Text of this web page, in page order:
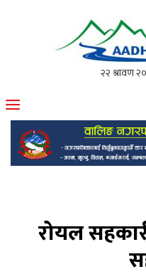
मोफसलकै लोकप्रिय अनलाइन
रोयल